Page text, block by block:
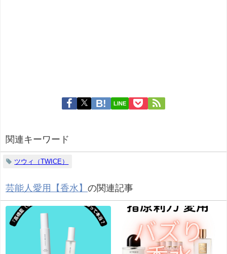
LINE
関連キーワード
ツウィ（TWICE）
芸能人愛用【香水】 の関連記事